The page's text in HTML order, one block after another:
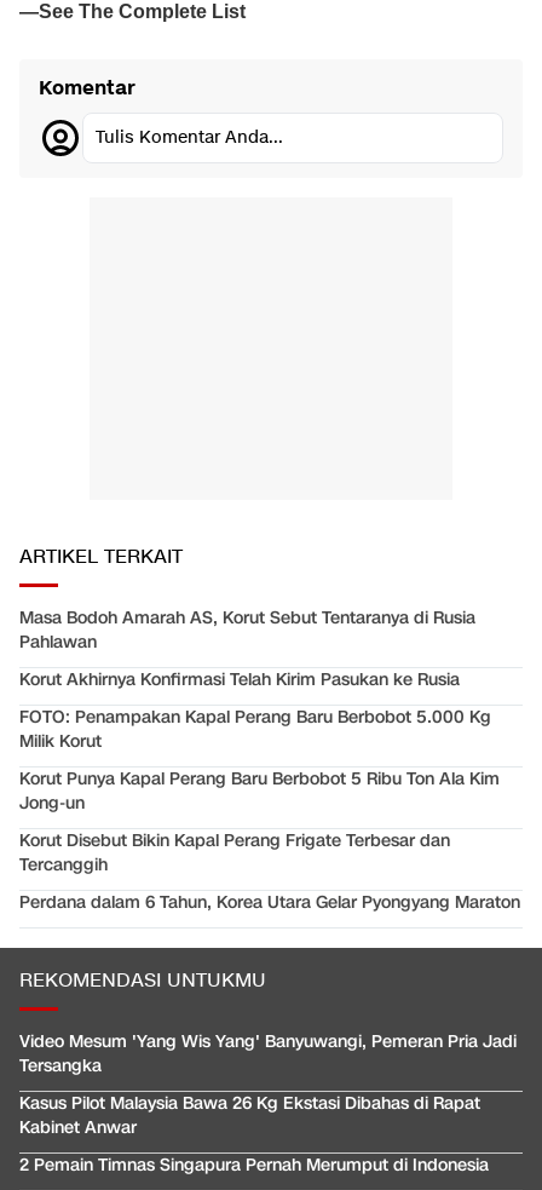
Komentar
Tulis Komentar Anda...
ARTIKEL TERKAIT
Masa Bodoh Amarah AS, Korut Sebut Tentaranya di Rusia
Pahlawan
Korut Akhirnya Konfirmasi Telah Kirim Pasukan ke Rusia
FOTO: Penampakan Kapal Perang Baru Berbobot 5.000 Kg
Milik Korut
Korut Punya Kapal Perang Baru Berbobot 5 Ribu Ton Ala Kim
Jong-un
Korut Disebut Bikin Kapal Perang Frigate Terbesar dan
Tercanggih
Perdana dalam 6 Tahun, Korea Utara Gelar Pyongyang Maraton
REKOMENDASI UNTUKMU
Video Mesum 'Yang Wis Yang' Banyuwangi, Pemeran Pria Jadi
Tersangka
Kasus Pilot Malaysia Bawa 26 Kg Ekstasi Dibahas di Rapat
Kabinet Anwar
2 Pemain Timnas Singapura Pernah Merumput di Indonesia